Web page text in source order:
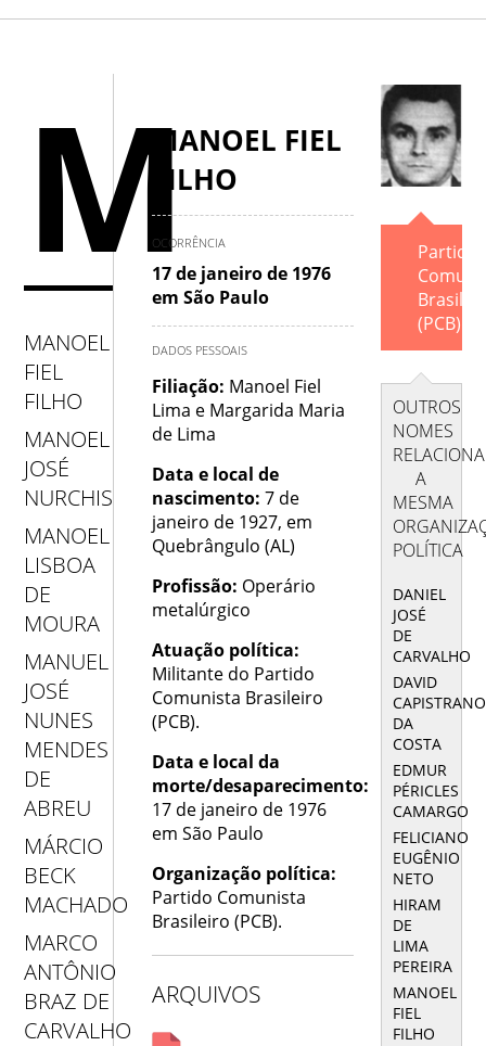
.
P . Q.R .S
W
.X.Y
M
MANOEL
FIEL
FILHO
MANOEL
JOSÉ
NURCHIS
MANOEL
LISBOA
DE
MOURA
MANUEL
JOSÉ
NUNES
MENDES
DE
ABREU
MÁRCIO
BECK
MACHADO
MARCO
ANTÔNIO
BRAZ DE
CARVALHO
MANOEL FIEL
FILHO
OCORRÊNCIA
17 de janeiro de 1976
em São Paulo
DADOS PESSOAIS
Filiação: Manoel Fiel
Lima e Margarida Maria
de Lima
Data e local de
nascimento:7 de
janeiro de 1927, em
Quebrângulo (AL)
Profissão: Operário
metalúrgico
Atuação política:
Militante do Partido
Comunista Brasileiro
(PCB).
Data e local da
morte/desaparecimento:
17 de janeiro de 1976
em São Paulo
Organização política:
Partido Comunista
Brasileiro (PCB).
ARQUIVOS
Partido
(PCB).
OUTROS
NOMES
A
MESMA
POLÍTICA
DANIEL
JOSÉ
DE
CARVALHO
DAVID
CAPISTRANO
DA
COSTA
EDMUR
PÉRICLES
CAMARGO
FELICIANO
EUGÊNIO
NETO
HIRAM
DE
LIMA
PEREIRA
MANOEL
FIEL
FILHO